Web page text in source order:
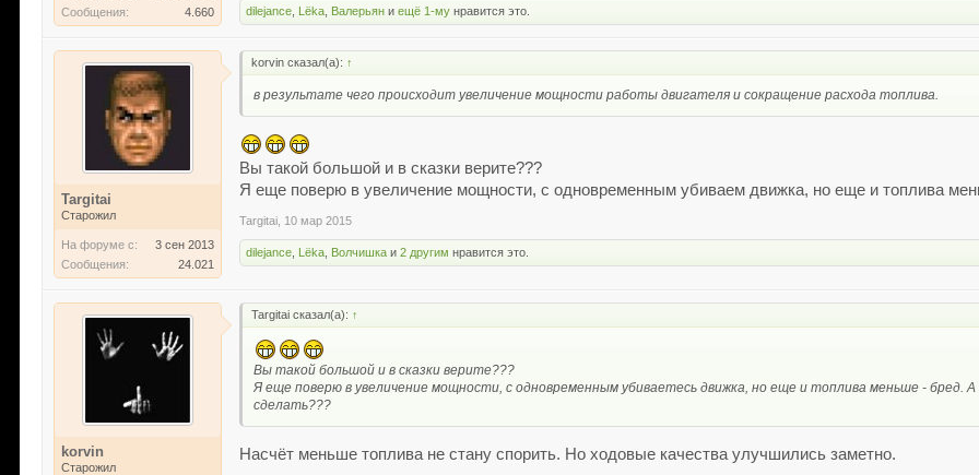
Сообщения:
4.660 dilejance Lёka Валерьян иещё 1-му нравится это.
Targitai
Старожил
На форуме с:
3 сен 2013
Сообщения:
24.021
korvin сказал(а): ↑
в результате чего происходит увеличение мощности работы двигателя и сокращение расхода топлива.
Вы такой большой и в сказки верите???
Я еще поверю в увеличение мощности, с одновременным убиваем движка, но еще и топлива
Targitai 10 мар 2015
dilejance Lёka Волчишка и2 другим нравится это.
korvin
Старожил
Targitai сказал(а): ↑
Вы такой большой и в сказки верите???
Я еще поверю в увеличение мощности, с одновременным убиваетесь движка, но еще и топлива меньше - бред.
сделать???
Насчёт меньше топлива не стану спорить. Но ходовые качества улучшились заметно.